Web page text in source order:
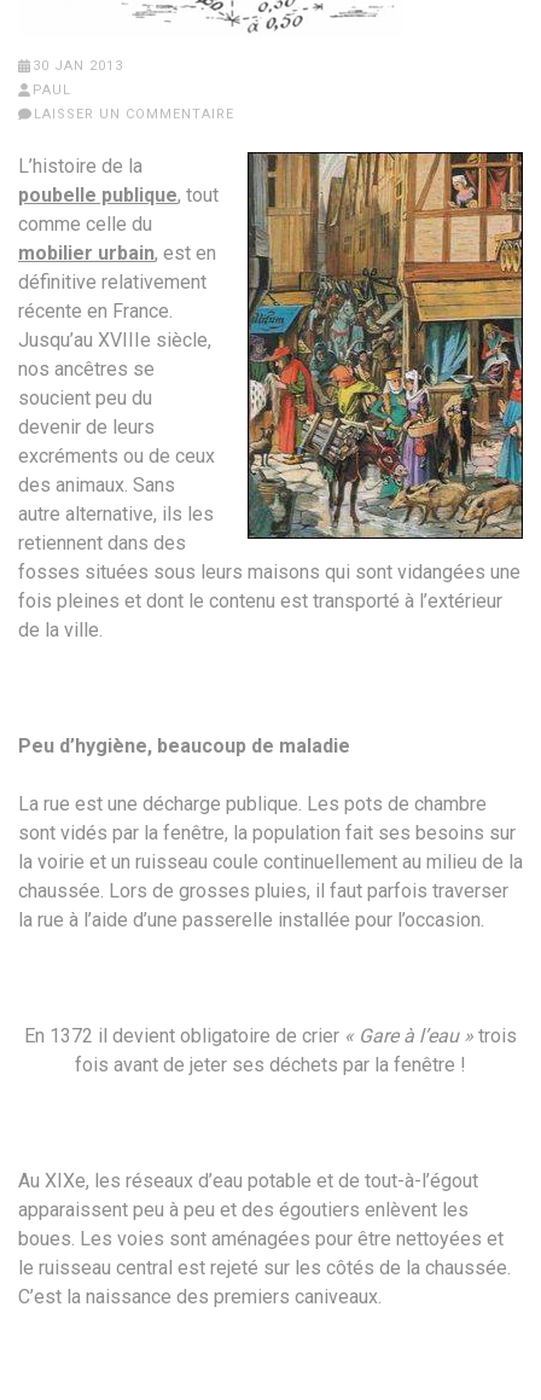
30 JAN 2013
PAUL
LAISSER UN COMMENTAIRE
L’histoire de la
poubelle publique, tout
comme celle du
mobilier urbain, est en
définitive relativement
récente en France.
Jusqu’au XVIIIe siècle,
nos ancêtres se
soucient peu du
devenir de leurs
excréments ou de ceux
des animaux. Sans
autre alternative, ils les
retiennent dans des
fosses situées sous leurs maisons qui sont vidangées une
fois pleines et dont le contenu est transporté à l’extérieur
de la ville.
Peu d’hygiène, beaucoup de maladie
La rue est une décharge publique. Les pots de chambre
sont vidés par la fenêtre, la population fait ses besoins sur
la voirie et un ruisseau coule continuellement au milieu de la
chaussée. Lors de grosses pluies, il faut parfois traverser
la rue à l’aide d’une passerelle installée pour l’occasion.
En 1372 il devient obligatoire de crier « Gare à l’eau » trois
fois avant de jeter ses déchets par la fenêtre !
Au XIXe, les réseaux d’eau potable et de tout-à-l’égout
apparaissent peu à peu et des égoutiers enlèvent les
boues. Les voies sont aménagées pour être nettoyées et
le ruisseau central est rejeté sur les côtés de la chaussée.
C’est la naissance des premiers caniveaux.